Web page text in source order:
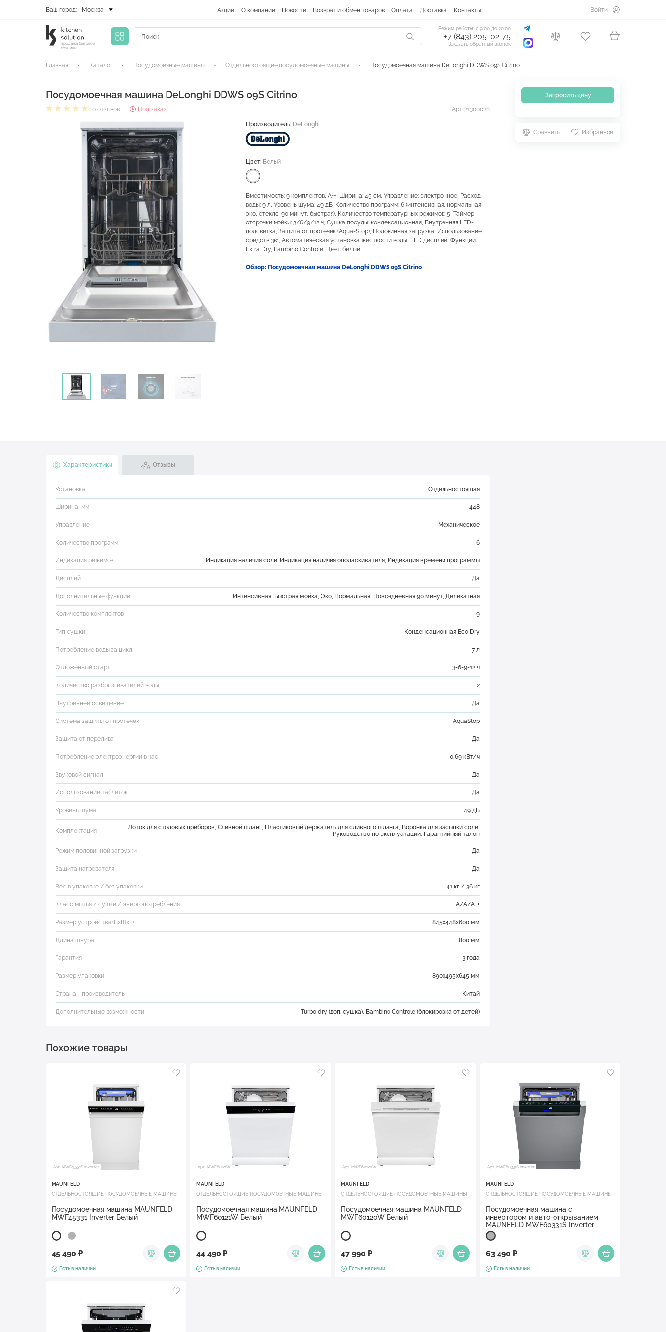
Ваш город: Москва Акции О компании Новости Возврат и обмен товаров Оплата Доставка Контакты Войти
продажа бытовой
техники
Режим работы: с 9:00 до 20:00
+7 (843) 205-02-75
Заказать обратный звонок
Главная Каталог Посудомоечные машины Отдельностоящие посудомоечные машины Посудомоечная машина DeLonghi DDWS 09S Citrino
Посудомоечная машина DeLonghi DDWS 09S Citrino
0 отзывов Под заказ Арт. 21300028
Запросить цену
Сравнить Избранное
Производитель: DeLonghi
Цвет: Белый
Вместимость: 9 комплектов, А++, Ширина: 45 см, Управление: электронное, Расход
воды: 9 л, Уровень шума: 49 дБ, Количество программ: 6 (интенсивная, нормальная,
эко, стекло, 90 минут, быстрая), Количество температурных режимов: 5, Таймер
отсрочки мойки: 3/6/9/12 ч, Сушка посуды: конденсационная, Внутренняя LED-
подсветка, Защита от протечек (Aqua-Stop), Половинная загрузка, Использование
средств 3в1, Автоматическая установка жёсткости воды, LED дисплей, Функции:
Extra Dry, Bambino Controle, Цвет: белый
Обзор: Посудомоечная машина DeLonghi DDWS 09S Citrino
Характеристики Отзывы
Установка Отдельностоящая
Ширина, мм 448
Управление Механическое
Количество программ 6
Индикация режимов Индикация наличия соли, Индикация наличия ополаскивателя, Индикация времени программы
Дисплей Да
Дополнительные функции Интенсивная, Быстрая мойка, Эко, Нормальная, Повседневная 90 минут, Деликатная
Количество комплектов 9
Тип сушки Конденсационная Eco Dry
Потребление воды за цикл 7 л
Отложенный старт 3-6-9-12 ч
Количество разбрызгивателей воды 2
Внутреннее освещение Да
Система защиты от протечек AquaStop
Защита от перелива Да
Потребление электроэнергии в час 0,69 кВт/ч
Звуковой сигнал Да
Использование таблеток Да
Уровень шума 49 дБ
Комплектация
Лоток для столовых приборов, Сливной шланг, Пластиковый держатель для сливного шланга, Воронка для засыпки соли,
Руководство по эксплуатации, Гарантийный талон
Режим половинной загрузки Да
Защита нагревателя Да
Вес в упаковке / без упаковки 41 кг / 36 кг
Класс мытья / сушки / энергопотребления A/A/A++
Размер устройства (ВхШхГ) 845х448х600 мм
Длина шнура 800 мм
Гарантия 3 года
Размер упаковки 890х495х645 мм
Страна - производитель Китай
Дополнительные возможности Turbo dry (доп. сушка), Bambino Controle (блокировка от детей)
Похожие товары
Арт. MWF45331S Inverter
MAUNFELD
ОТДЕЛЬНОСТОЯЩИЕ ПОСУДОМОЕЧНЫЕ МАШИНЫ
Посудомоечная машина MAUNFELD
MWF45331 Inverter Белый
45 490 ₽
Есть в наличии
Арт. MWF60121W
MAUNFELD
ОТДЕЛЬНОСТОЯЩИЕ ПОСУДОМОЕЧНЫЕ МАШИНЫ
Посудомоечная машина MAUNFELD
MWF60121W Белый
44 490 ₽
Есть в наличии
Арт. MWF60120W
MAUNFELD
ОТДЕЛЬНОСТОЯЩИЕ ПОСУДОМОЕЧНЫЕ МАШИНЫ
Посудомоечная машина MAUNFELD
MWF60120W Белый
47 990 ₽
Есть в наличии
Арт. MWF60331S Inverter
MAUNFELD
ОТДЕЛЬНОСТОЯЩИЕ ПОСУДОМОЕЧНЫЕ МАШИНЫ
Посудомоечная машина c
инвертором и авто-открыванием
MAUNFELD MWF60331S Inverter
Нержавеющая сталь
63 490 ₽
Есть в наличии